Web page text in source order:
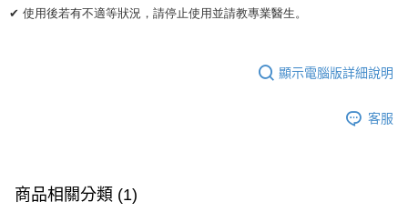
✔ 使用後若有不適等狀況，請停止使用並請教專業醫生。
顯示電腦版詳細說明
客服
商品相關分類 (1)